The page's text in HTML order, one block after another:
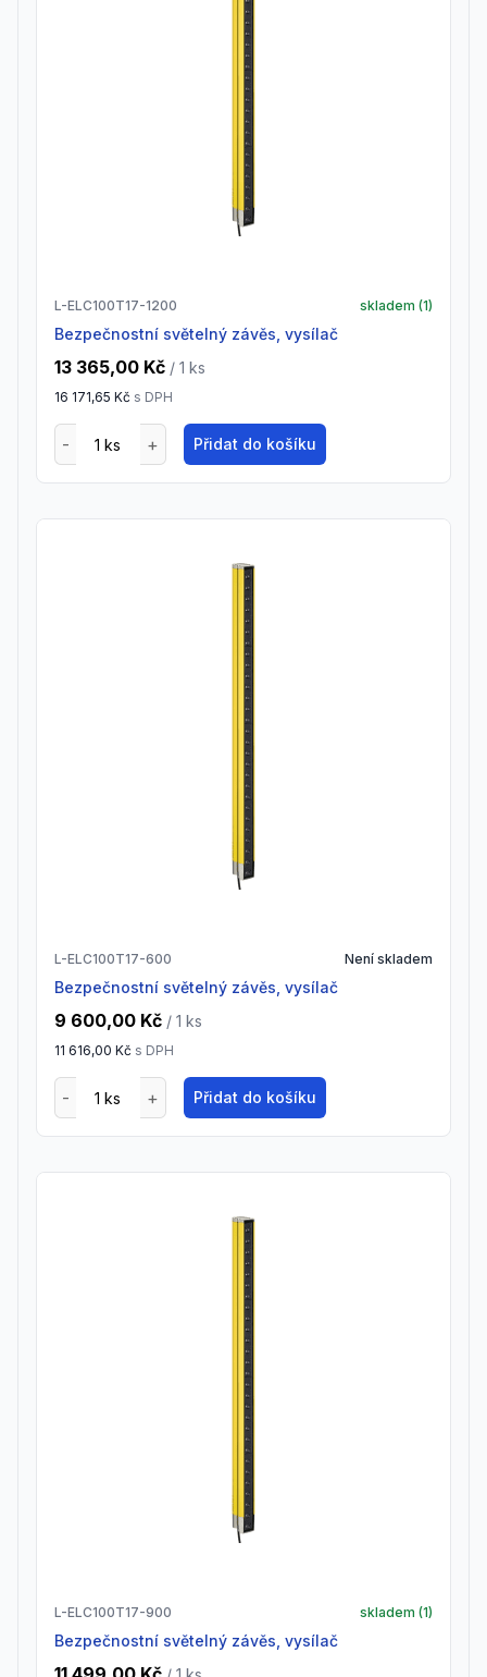
L-ELC100T17-1200 skladem (1)
Bezpečnostní světelný závěs, vysílač
13 365,00 Kč / 1 ks
16 171,65 Kč s DPH
Přidat do košíku
L-ELC100T17-600 Není skladem
Bezpečnostní světelný závěs, vysílač
9 600,00 Kč / 1 ks
11 616,00 Kč s DPH
Přidat do košíku
L-ELC100T17-900 skladem (1)
Bezpečnostní světelný závěs, vysílač